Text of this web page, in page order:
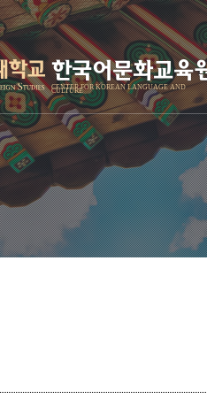
한국어문화교육
CENTER FOR KOREAN LANGUAGE AND
CULTURE